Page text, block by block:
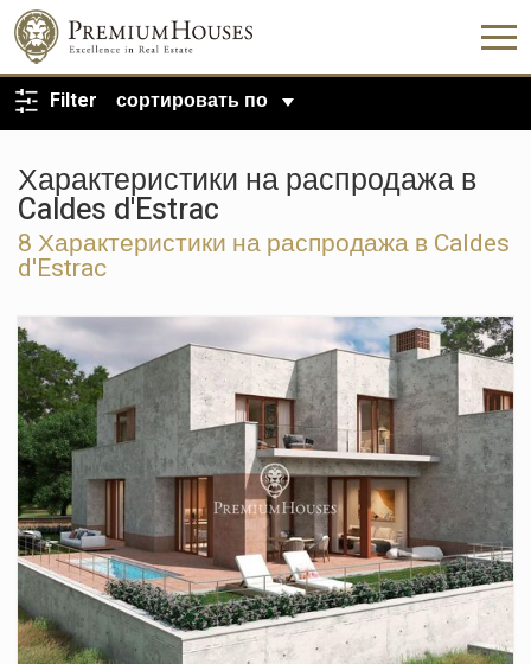
Filter сортировать по
Характеристики на распродажа в
Caldes d'Estrac
8 Характеристики на распродажа в Caldes
d'Estrac
ВЕРНУТЬСЯ К ПОИСКУ